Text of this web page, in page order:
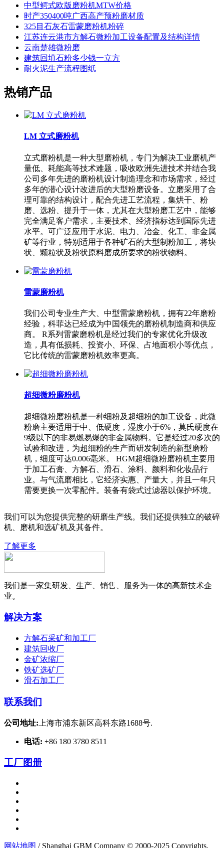
中型鳄式欧版磨粉机MTW价格
时产350400吨广西高产预粉磨材质
325目石灰石雷蒙磨粉机粉碎
江苏连云港市方解石微粉加工设备配置及结构详情
云南楚雄微粉磨
建筑回填石粉多少钱一立方
耐火泥生产流程图纸
热销产品
LM 立式磨粉机
立式磨粉机是一种大型磨粉机，专门为解决工业磨机产
量低、耗能高等技术难题，吸收欧洲先进技术并结合我
公司多年先进的磨粉机设计制造理念和市场需求，经过
多年的潜心设计改进后的大型粉磨设备。立磨采用了合
理可靠的结构设计，配合先进工艺流程，集烘干、粉
磨、选粉、提升于一体，尤其在大型粉磨工艺中，能够
完全满足客户需求，主要技术、经济指标达到国际先进
水平。可广泛应用于水泥、电力、冶金、化工、非金属
矿等行业，特别适用于各种矿石的大型制粉加工，将块
状、颗粒状及粉状原料磨成所要求的粉状物料。
雷蒙磨粉机
我们公司专业生产大、中型雷蒙磨粉机，拥有22年磨粉
经验，科菲达已经成为中国领先的磨粉机制造商和供应
商。 R系列雷蒙磨粉机是经过我们的专家优化升级改
造，具有低损耗、投资小、环保、占地面积小等优点，
它比传统的雷蒙磨粉机效率更高。
超细微粉磨粉机
超细微粉磨粉机是一种细粉及超细粉的加工设备，此微
粉磨主要适用于中、低硬度，湿度小于6%，莫氏硬度在
9级以下的非易燃易爆的非金属物料。它是经过20多次的
试验和改进，为超细粉的生产而研发制造的新型磨粉
机，细度可达0.006毫米。 HGM超细微粉磨粉机主要用
于加工石膏、方解石、滑石、涂料、颜料和化妆品行
业。与气流磨相比，它经济实惠、产量大，并且一年只
需要更换一次零配件。装备有袋式过滤器以保护环境。
我们可以为您提供完整的研磨生产线。我们还提供独立的破碎
机、磨机和选矿机及其备件。
了解更多
我们是一家集研发、生产、销售、服务为一体的高新技术企
业。
解决方案
方解石采矿和加工厂
建筑回收厂
金矿浓缩厂
铁矿选矿厂
滑石加工厂
联系我们
公司地址: 上海市浦东新区高科东路1688号.
电话: +86 180 3780 8511
工厂图册
网站地图 / Shanghai GBM Company © 2000-2025 Copyrights.